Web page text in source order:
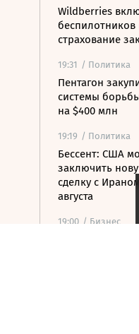
Wildberries
беспилотников
страхование
19:31 / Политика
Пентагон
системы
на $400 млн
19:19 / Политика
Бессент: США
заключить
сделку с
августа
19:00 / Бизнес